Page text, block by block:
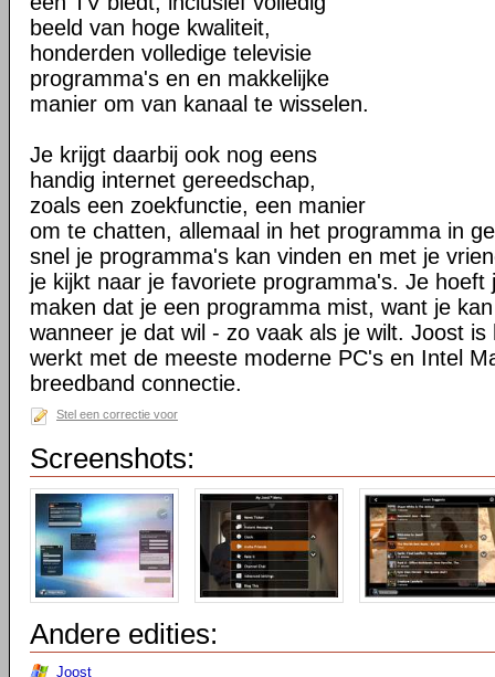
beeld van hoge kwaliteit,
honderden volledige televisie
programma's en en makkelijke
manier om van kanaal te wisselen.
Je krijgt daarbij ook nog eens
handig internet gereedschap,
zoals een zoekfunctie, een manier
om te chatten, allemaal in het programma in
snel je programma's kan vinden en met je
je kijkt naar je favoriete programma's. Je
maken dat je een programma mist, want je
wanneer je dat wil - zo vaak als je wilt. Joost is
werkt met de meeste moderne PC's en Intel
breedband connectie.
Stel een correctie voor
Screenshots:
Andere edities:
Joost